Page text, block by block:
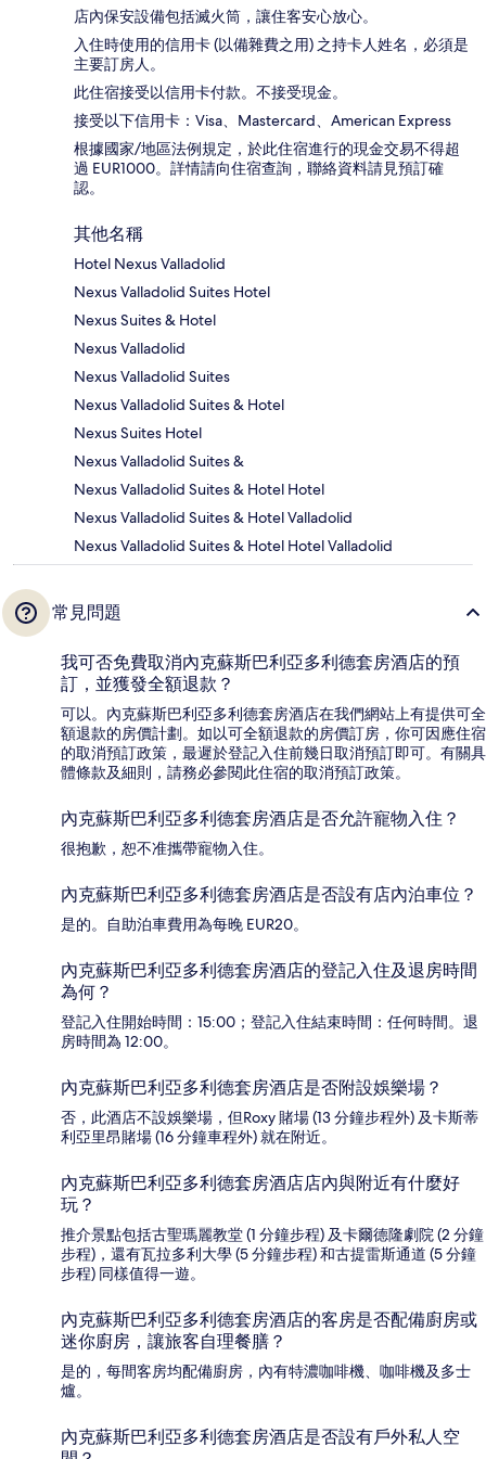
店內保安設備包括滅火筒，讓住客安心放心。
入住時使用的信用卡 (以備雜費之用) 之持卡人姓名，必須是
主要訂房人。
此住宿接受以信用卡付款。不接受現金。
接受以下信用卡：Visa、Mastercard、American Express
根據國家/地區法例規定，於此住宿進行的現金交易不得超
過 EUR1000。詳情請向住宿查詢，聯絡資料請見預訂確
認。
其他名稱
Hotel Nexus Valladolid
Nexus Valladolid Suites Hotel
Nexus Suites & Hotel
Nexus Valladolid
Nexus Valladolid Suites
Nexus Valladolid Suites & Hotel
Nexus Suites Hotel
Nexus Valladolid Suites &
Nexus Valladolid Suites & Hotel Hotel
Nexus Valladolid Suites & Hotel Valladolid
Nexus Valladolid Suites & Hotel Hotel Valladolid
常見問題
我可否免費取消內克蘇斯巴利亞多利德套房酒店的預
訂，並獲發全額退款？
可以。內克蘇斯巴利亞多利德套房酒店在我們網站上有提供可全
額退款的房價計劃。如以可全額退款的房價訂房，你可因應住宿
的取消預訂政策，最遲於登記入住前幾日取消預訂即可。有關具
體條款及細則，請務必參閱此住宿的取消預訂政策。
內克蘇斯巴利亞多利德套房酒店是否允許寵物入住？
很抱歉，恕不准攜帶寵物入住。
內克蘇斯巴利亞多利德套房酒店是否設有店內泊車位？
是的。自助泊車費用為每晚 EUR20。
內克蘇斯巴利亞多利德套房酒店的登記入住及退房時間
為何？
登記入住開始時間：15:00；登記入住結束時間：任何時間。退
房時間為 12:00。
內克蘇斯巴利亞多利德套房酒店是否附設娛樂場？
否，此酒店不設娛樂場，但Roxy 賭場 (13 分鐘步程外) 及卡斯蒂
利亞里昂賭場 (16 分鐘車程外) 就在附近。
內克蘇斯巴利亞多利德套房酒店店內與附近有什麼好
玩？
推介景點包括古聖瑪麗教堂 (1 分鐘步程) 及卡爾德隆劇院 (2 分鐘
步程)，還有瓦拉多利大學 (5 分鐘步程) 和古提雷斯通道 (5 分鐘
步程) 同樣值得一遊。
內克蘇斯巴利亞多利德套房酒店的客房是否配備廚房或
迷你廚房，讓旅客自理餐膳？
是的，每間客房均配備廚房，內有特濃咖啡機、咖啡機及多士
爐。
內克蘇斯巴利亞多利德套房酒店是否設有戶外私人空